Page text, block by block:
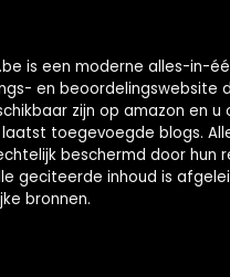
is een moderne alles-in-
en beoordelingswebsite
zijn op amazon en u
toegevoegde blogs.
beschermd door hun
geciteerde inhoud is
bronnen.